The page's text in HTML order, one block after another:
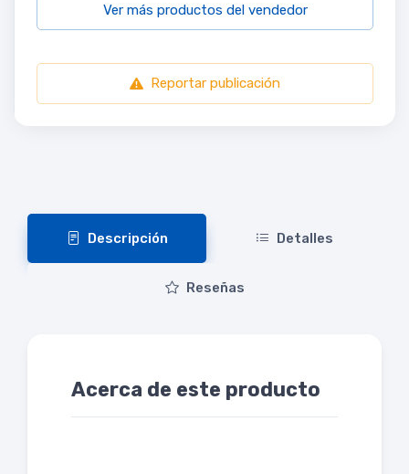
Ver más productos del vendedor
Reportar publicación
Descripción Detalles
Reseñas
Acerca de este producto